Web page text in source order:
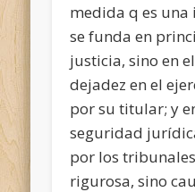
medida q es una
se funda en
justicia, sino en
dejadez en el
por su titular; y
seguridad
por los
rigurosa, sino